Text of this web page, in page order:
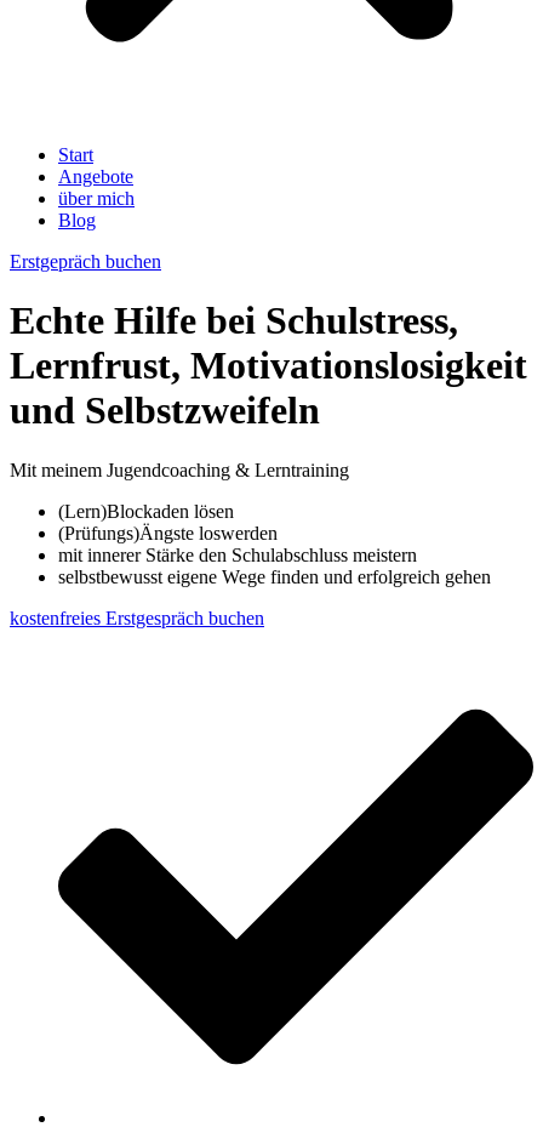
Start
Angebote
über mich
Blog
Erstgepräch buchen
Echte Hilfe bei Schulstress,
Lernfrust, Motivationslosigkeit
und Selbstzweifeln
Mit meinem Jugendcoaching & Lerntraining
(Lern)Blockaden lösen
(Prüfungs)Ängste loswerden
mit innerer Stärke den Schulabschluss meistern
selbstbewusst eigene Wege finden und erfolgreich gehen
kostenfreies Erstgespräch buchen